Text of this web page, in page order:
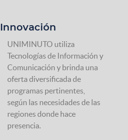
Innovación
UNIMINUTO utiliza
Tecnologías de Información y
Comunicación y brinda una
oferta diversificada de
programas pertinentes,
según las necesidades de las
regiones donde hace
presencia.